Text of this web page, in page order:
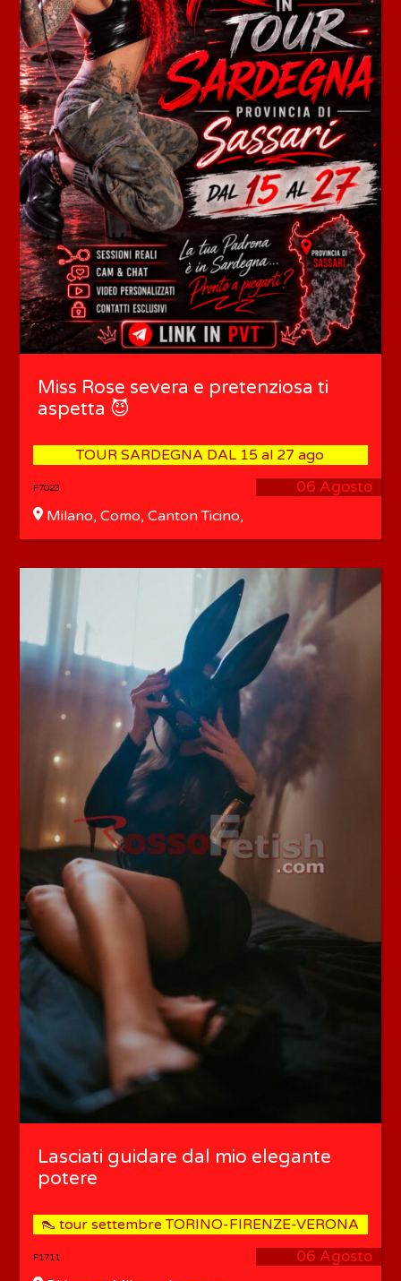
Miss Rose severa e pretenziosa ti
aspetta 😈
TOUR SARDEGNA DAL 15 al 27 ago
06 Agosto
F7023
Milano, Como, Canton Ticino,
Lasciati guidare dal mio elegante
potere
👠 tour settembre TORINO-FIRENZE-VERONA
06 Agosto
F1711